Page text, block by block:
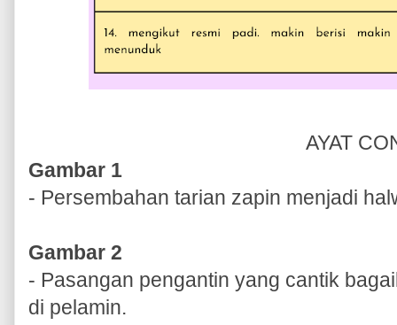
AYAT
Gambar 1
- Persembahan tarian zapin menjadi
Gambar 2
- Pasangan pengantin yang cantik
di pelamin.